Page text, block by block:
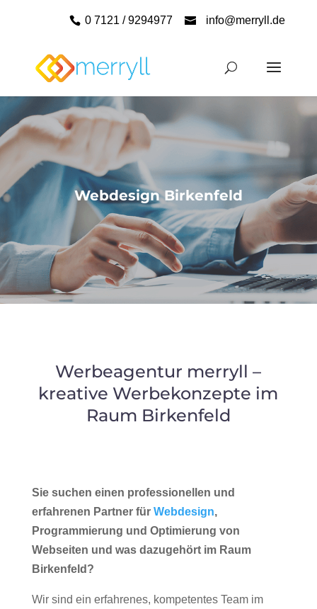
0 7121 / 9294977 info@merryll.de
Webdesign Birkenfeld
Werbeagentur merryll –
kreative Werbekonzepte im
Raum Birkenfeld
Sie suchen einen professionellen und
erfahrenen Partner für Webdesign,
Programmierung und Optimierung von
Webseiten und was dazugehört im Raum
Birkenfeld?
Wir sind ein erfahrenes, kompetentes Team im